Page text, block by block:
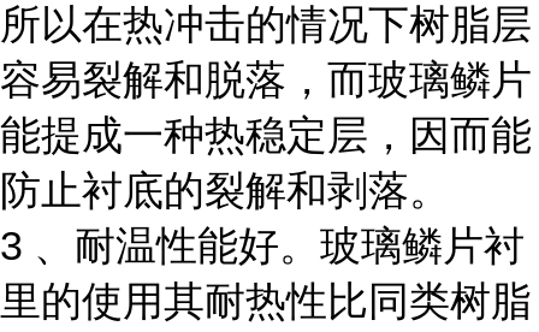
所以在热冲击的情况下树脂层
容易裂解和脱落，而玻璃鳞片
能提成一种热稳定层，因而能
防止衬底的裂解和剥落。
3 、耐温性能好。玻璃鳞片衬
里的使用其耐热性比同类树脂